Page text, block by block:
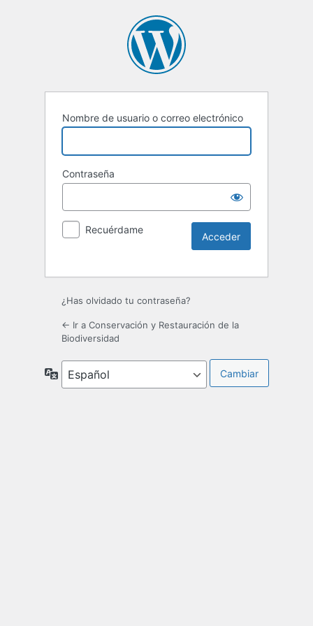
Nombre de usuario o correo electrónico
Contraseña
Recuérdame
¿Has olvidado tu contraseña?
← Ir a Conservación y Restauración de la
Biodiversidad
Idioma